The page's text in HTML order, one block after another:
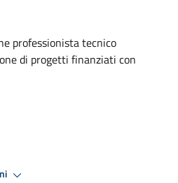
professionista tecnico
di progetti finanziati con